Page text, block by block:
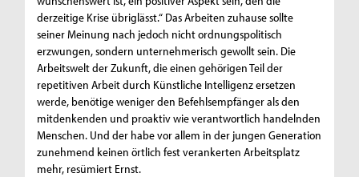
derzeitige Krise übriglässt.“ Das Arbeiten zuhause sollte
seiner Meinung nach jedoch nicht ordnungspolitisch
erzwungen, sondern unternehmerisch gewollt sein. Die
Arbeitswelt der Zukunft, die einen gehörigen Teil der
repetitiven Arbeit durch Künstliche Intelligenz ersetzen
werde, benötige weniger den Befehlsempfänger als den
mitdenkenden und proaktiv wie verantwortlich handelnden
Menschen. Und der habe vor allem in der jungen Generation
zunehmend keinen örtlich fest verankerten Arbeitsplatz
mehr, resümiert Ernst.